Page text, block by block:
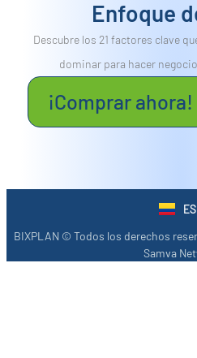
Enfoque
Descubre los 21 factores clave
dominar para hacer
¡Comprar ahora!
ES
EN
BIXPLAN © Todos los derechos
Samva